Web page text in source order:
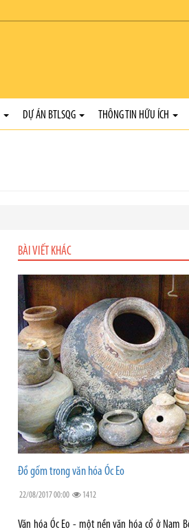
DỰ ÁN BTLSQG THÔNG TIN HỮU ÍCH
BÀI VIẾT KHÁC
Đồ gốm trong văn hóa Óc Eo
22/08/2017 00:00 1412
Văn hóa Óc Eo - một nền văn hóa cổ ở Nam